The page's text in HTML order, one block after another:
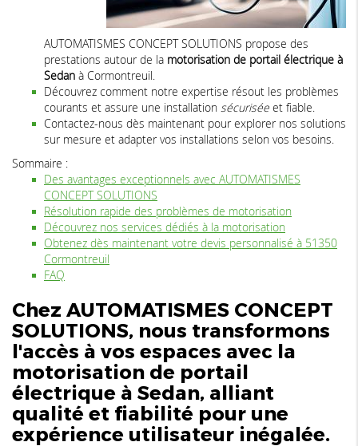
AUTOMATISMES CONCEPT SOLUTIONS propose des
prestations autour de la motorisation de portail électrique à
Sedan à Cormontreuil.
Découvrez comment notre expertise résout les problèmes
courants et assure une installation sécurisée et fiable.
Contactez-nous dès maintenant pour explorer nos solutions
sur mesure et adapter vos installations selon vos besoins.
Sommaire :
Des avantages exceptionnels avec AUTOMATISMES
CONCEPT SOLUTIONS
Résolution rapide des problèmes de motorisation
Découvrez nos services dédiés à la motorisation
Obtenez dès maintenant votre devis personnalisé à 51350
Cormontreuil
FAQ
Chez AUTOMATISMES CONCEPT
SOLUTIONS, nous transformons
l'accès à vos espaces avec la
motorisation de portail
électrique à Sedan, alliant
qualité et fiabilité pour une
expérience utilisateur inégalée.